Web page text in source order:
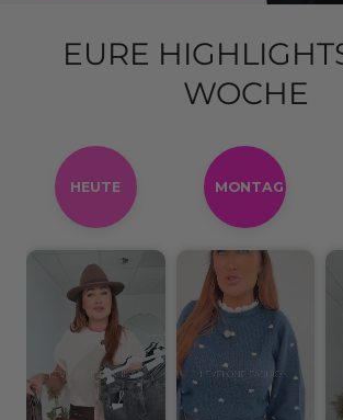
EURE
WOCHE
HEUTE MONTAG